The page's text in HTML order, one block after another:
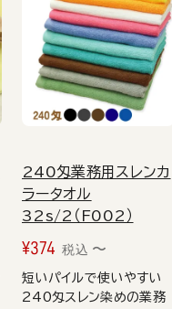
240匁業務用スレンカ
ラータオル
32s/2（F002）
¥374 税込 〜
短いパイルで使いやすい
240匁スレン染めの業務